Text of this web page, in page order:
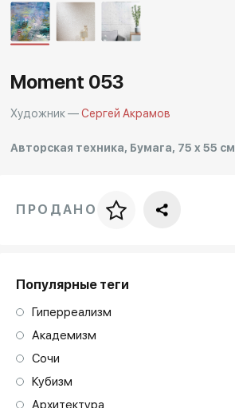
Moment 053
Художник —Сергей Акрамов
Авторская техника, Бумага, 75 x 55 см
Цена за багет
ПРОДАНО
Популярные теги
Гиперреализм
Академизм
Сочи
Кубизм
Архитектура